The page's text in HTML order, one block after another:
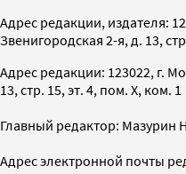
Адрес редакции, издателя:
Звенигородская 2-я, д. 13,
Адрес редакции: 123022, г.
13, стр. 15, эт. 4, пом. X, ком. 1
Главный редактор: Мазурин
Адрес электронной почты